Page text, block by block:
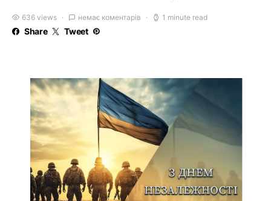
636 views немає коментарів 1 minute read
Share Tweet